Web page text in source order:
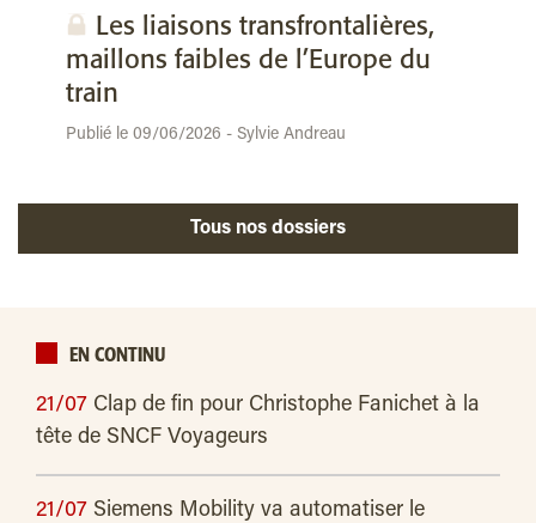
Les liaisons transfrontalières,
maillons faibles de l’Europe du
train
Publié le 09/06/2026 - Sylvie Andreau
Tous nos dossiers
EN CONTINU
21/07 Clap de fin pour Christophe Fanichet à la
tête de SNCF Voyageurs
21/07 Siemens Mobility va automatiser le